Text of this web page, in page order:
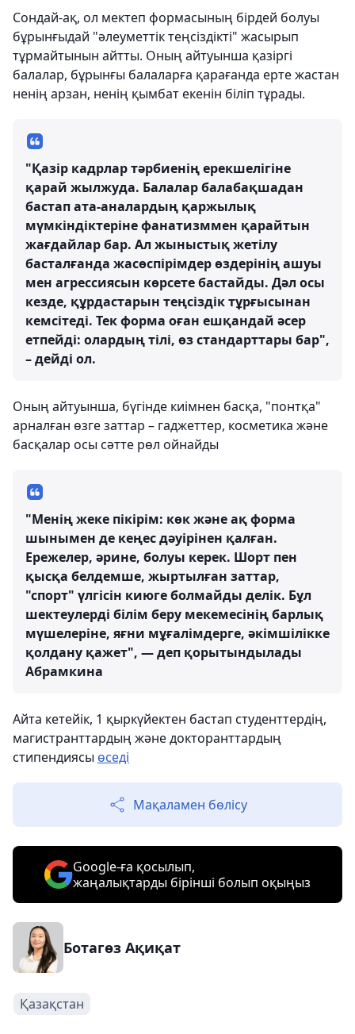
Сондай-ақ, ол мектеп формасының бірдей болуы
бұрынғыдай "әлеуметтік теңсіздікті" жасырып
тұрмайтынын айтты. Оның айтуынша қазіргі
балалар, бұрынғы балаларға қарағанда ерте жастан
ненің арзан, ненің қымбат екенін біліп тұрады.
"Қазір кадрлар тәрбиенің ерекшелігіне
қарай жылжуда. Балалар балабақшадан
бастап ата-аналардың қаржылық
мүмкіндіктеріне фанатизммен қарайтын
жағдайлар бар. Ал жыныстық жетілу
басталғанда жасөспірімдер өздерінің ашуы
мен агрессиясын көрсете бастайды. Дәл осы
кезде, құрдастарын теңсіздік тұрғысынан
кемсітеді. Тек форма оған ешқандай әсер
етпейді: олардың тілі, өз стандарттары бар",
– дейді ол.
Оның айтуынша, бүгінде киімнен басқа, "понтқа"
арналған өзге заттар – гаджеттер, косметика және
басқалар осы сәтте рөл ойнайды
"Менің жеке пікірім: көк және ақ форма
шынымен де кеңес дәуірінен қалған.
Ережелер, әрине, болуы керек. Шорт пен
қысқа белдемше, жыртылған заттар,
"спорт" үлгісін киюге болмайды делік. Бұл
шектеулерді білім беру мекемесінің барлық
мүшелеріне, яғни мұғалімдерге, әкімшілікке
қолдану қажет", — деп қорытындылады
Абрамкина
Айта кетейік, 1 қыркүйектен бастап студенттердің,
магистранттардың және докторанттардың
стипендиясы өседі
Мақаламен бөлісу
Google-ға қосылып,
жаңалықтарды бірінші болып оқыңыз
Ботагөз Ақиқат
Қазақстан